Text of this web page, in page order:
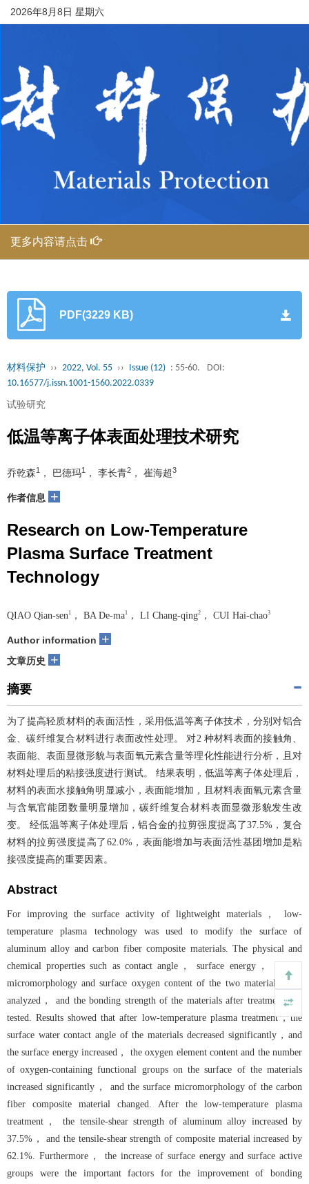
2026年8月8日 星期六
更多内容请点击
PDF(3229 KB)
材料保护 ›› 2022, Vol. 55 ›› Issue (12) : 55-60.
DOI:
10.16577/j.issn.1001-1560.2022.0339
试验研究
低温等离子体表面处理技术研究
乔乾森1 ， 巴德玛1 ， 李长青2 ， 崔海超3
作者信息 +
Research on Low-Temperature
Plasma Surface Treatment
Technology
QIAO Qian-sen 1 ， BA De-ma1 ， LI Chang-qing2 ， CUI Hai-chao3
Author information +
文章历史 +
摘要
为了提高轻质材料的表面活性，采用低温等离子体技术，分别对铝合
金、碳纤维复合材料进行表面改性处理。 对2 种材料表面的接触角、
表面能、表面显微形貌与表面氧元素含量等理化性能进行分析，且对
材料处理后的粘接强度进行测试。 结果表明，低温等离子体处理后，
材料的表面水接触角明显减小，表面能增加，且材料表面氧元素含量
与含氧官能团数量明显增加，碳纤维复合材料表面显微形貌发生改
变。 经低温等离子体处理后，铝合金的拉剪强度提高了37.5%，复合
材料的拉剪强度提高了62.0%，表面能增加与表面活性基团增加是粘
接强度提高的重要因素。
Abstract
For improving the surface activity of lightweight materials， low-
temperature plasma technology was used to modify the surface of
aluminum alloy and carbon fiber composite materials. The physical and
chemical properties such as contact angle， surface energy， surface
micromorphology and surface oxygen content of the two materials were
analyzed， and the bonding strength of the materials after treatment was
tested. Results showed that after low-temperature plasma treatment，the
surface water contact angle of the materials decreased significantly，and
the surface energy increased， the oxygen element content and the number
of oxygen-containing functional groups on the surface of the materials
increased significantly， and the surface micromorphology of the carbon
fiber composite material changed. After the low-temperature plasma
treatment， the tensile-shear strength of aluminum alloy increased by
37.5%， and the tensile-shear strength of composite material increased by
62.1%. Furthermore， the increase of surface energy and surface active
groups were the important factors for the improvement of bonding